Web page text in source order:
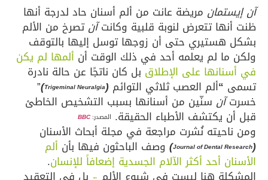
آن إيستمان مريضة عانت من ألم أسنان حاد لدرجة أنها
ظنت أنها تتعرض لنوبة قلبية وكانتآن تصرخ من الألم
بشكل هستيري حتى أن زوجها توسل إليها بالتوقف
ولكن ما لم يعلمه أحد في ذلك الوقت أن ألمها لم يكن
في أسنانها على الإطلاق بل كان ناتجًا عن حالة نادرة
تسمى “ألم العصب ثلاثي التوائم (
Trigeminal Neuralgia
)
”
خسرتآن سنّين من أسنانها بسبب التشخيص الخاطئ
قبل أن يكتشف الأطباء الحقيقة. المصدر:BBC
ومن ناحيته نُشرت مراجعة في مجلة أبحاث الأسنان
(
Journal of Dental Research
) وصف الباحثون فيها بأن ألم
الأسنان أحد أكثر الآلام الجسدية إضعافاً للإنسان.
←